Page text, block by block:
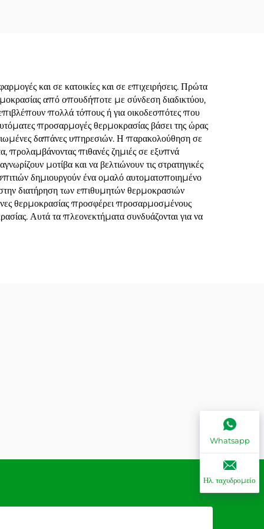
και σε κατοικίες και σε επιχειρήσεις. Πρώτα
από οπουδήποτε με σύνδεση διαδικτύου,
επιβλέπουν πολλά τόπους ή για οικοδεσπότες που
προσαρμογές θερμοκρασίας βάσει της ώρας
δαπάνες υπηρεσιών. Η παρακολούθηση σε
προλαμβάνοντας πιθανές ζημιές σε εξυπνά
μοτίβα και να βελτιώνουν τις στρατηγικές
δημιουργούν ένα ομαλό αυτοματοποιημένο
διατήρηση των επιθυμητών θερμοκρασιών
θερμοκρασίας προσφέρει προσαρμοσμένους
Αυτά τα πλεονεκτήματα συνδυάζονται για να
Whatsapp
Ηλ. ταχυδρομείο